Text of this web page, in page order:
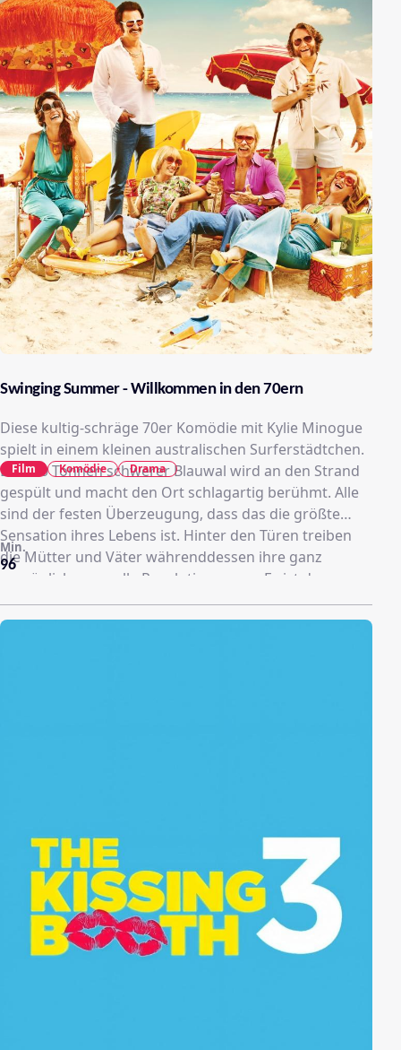
Swinging Summer - Willkommen in den 70ern
Diese kultig-schräge 70er Komödie mit Kylie Minogue
spielt in einem kleinen australischen Surferstädtchen.
Ein 200 Tonnen schwerer Blauwal wird an den Strand
gespült und macht den Ort schlagartig berühmt. Alle
sind der festen Überzeugung, dass das die größte
Sensation ihres Lebens ist. Hinter den Türen treiben
die Mütter und Väter währenddessen ihre ganz
persönliche sexuelle Revolution voran. Es ist das
Jahrzehnt von Pappkarton-Wein, schlimmen Frisuren,
schlechtem Geschmack - aber verdammt guten Zeiten!
96
Min.
Film Komödie Drama